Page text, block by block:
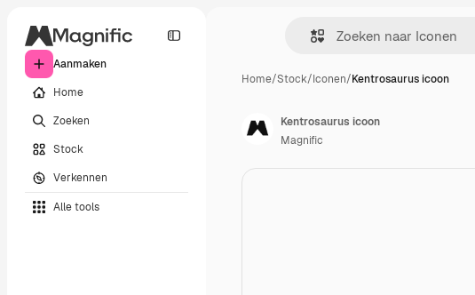
Aanmaken
Home
Zoeken
Stock
Verkennen
Alle tools
Home/Stock/Iconen/Kentrosaurus icoon
Kentrosaurus icoon
Magnific